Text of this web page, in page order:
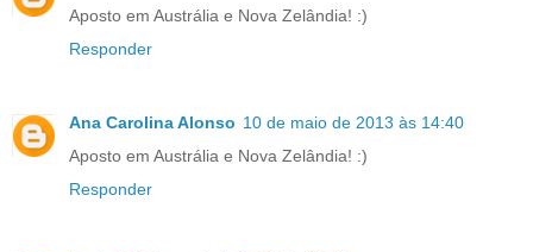
Aposto em Austrália e Nova Zelândia! :)
Responder
Ana Carolina Alonso 10 de maio de 2013 às 14:40
Aposto em Austrália e Nova Zelândia! :)
Responder